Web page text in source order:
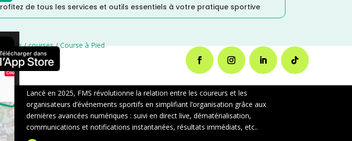
de tous les services et outils essentiels à votre pratique sportive
Faible/courses/Course à Pied
Lancé en 2025, FMS révolutionne la relation entre les coureurs et les
organisateurs d’événements sportifs en simplifiant l’organisation grâce aux
dernières avancées numériques : suivi en direct live, dématérialisation,
communications et notifications instantanées, résultats immédiats, etc..